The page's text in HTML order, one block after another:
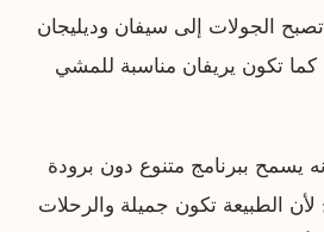
الجولات إلى سيفان وديليجان
كما تكون يريفان مناسبة للمشي
يسمح ببرنامج متنوع دون برودة
الطبيعة تكون جميلة والرحلات